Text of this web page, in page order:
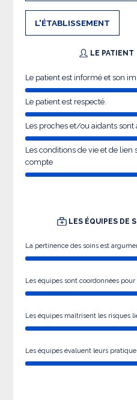
L'ÉTABLISSEMENT
LE PATIENT
Le patient est informé et son
Le patient est respecté.
Les proches et/ou aidants sont
Les conditions de vie et de lien
compte
LES ÉQUIPES DE
La pertinence des soins est
Les équipes sont coordonnées
Les équipes maîtrisent les risques
Les équipes évaluent leurs